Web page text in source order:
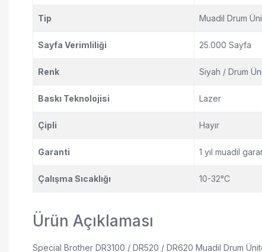
Tip Muadil Drum
Sayfa Verimliliği 25.000 Sayfa
Renk Siyah / Drum
Baskı Teknolojisi Lazer
Çipli Hayır
Garanti 1 yıl muadil
Çalışma Sıcaklığı 10-32°C
Ürün Açıklaması
Special Brother DR3100 / DR520 / DR620 Muadil Drum